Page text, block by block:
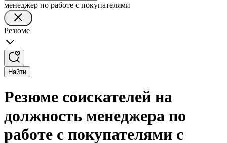
менеджер по работе с покупателями
Резюме
Найти
Резюме соискателей на
должность менеджера по
работе с покупателями с